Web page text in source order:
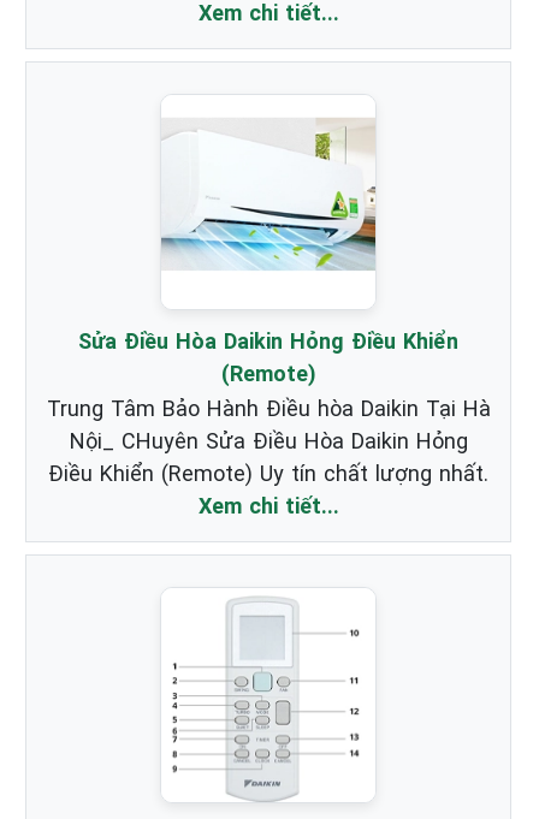
Xem chi tiết...
Sửa Điều Hòa Daikin Hỏng Điều Khiển
(Remote)
Trung Tâm Bảo Hành Điều hòa Daikin Tại Hà
Nội_ CHuyên Sửa Điều Hòa Daikin Hỏng
Điều Khiển (Remote) Uy tín chất lượng nhất.
Xem chi tiết...